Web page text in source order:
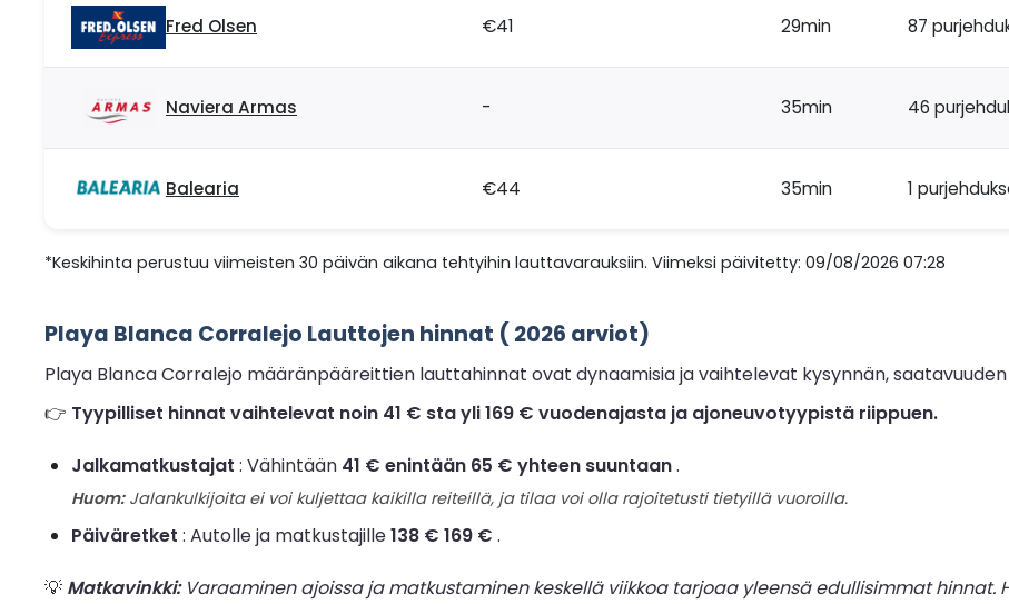
Fred Olsen €41 29min 87
Naviera Armas - 35min 46
Balearia €44 35min 1
*Keskihinta perustuu viimeisten 30 päivän aikana tehtyihin lauttavarauksiin. Viimeksi päivitetty: 09/08/2026 07:28
Playa Blanca Corralejo Lauttojen hinnat ( 2026 arviot)
Playa Blanca Corralejo määränpääreittien lauttahinnat ovat dynaamisia ja vaihtelevat kysynnän,
👉 Tyypilliset hinnat vaihtelevat noin 41 € sta yli 169 € vuodenajasta ja ajoneuvotyypistä riippuen.
Jalkamatkustajat : Vähintään 41 € enintään 65 € yhteen suuntaan.
Huom:Jalankulkijoita ei voi kuljettaa kaikilla reiteillä, ja tilaa voi olla rajoitetusti tietyillä vuoroilla.
Päiväretket : Autolle ja matkustajille138 € 169 € .
💡 Matkavinkki:Varaaminen ajoissa ja matkustaminen keskellä viikkoa tarjoaa yleensä edullisimmat hinnat.